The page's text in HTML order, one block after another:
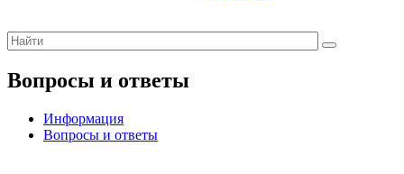
Вопросы и ответы
Информация
Вопросы и ответы